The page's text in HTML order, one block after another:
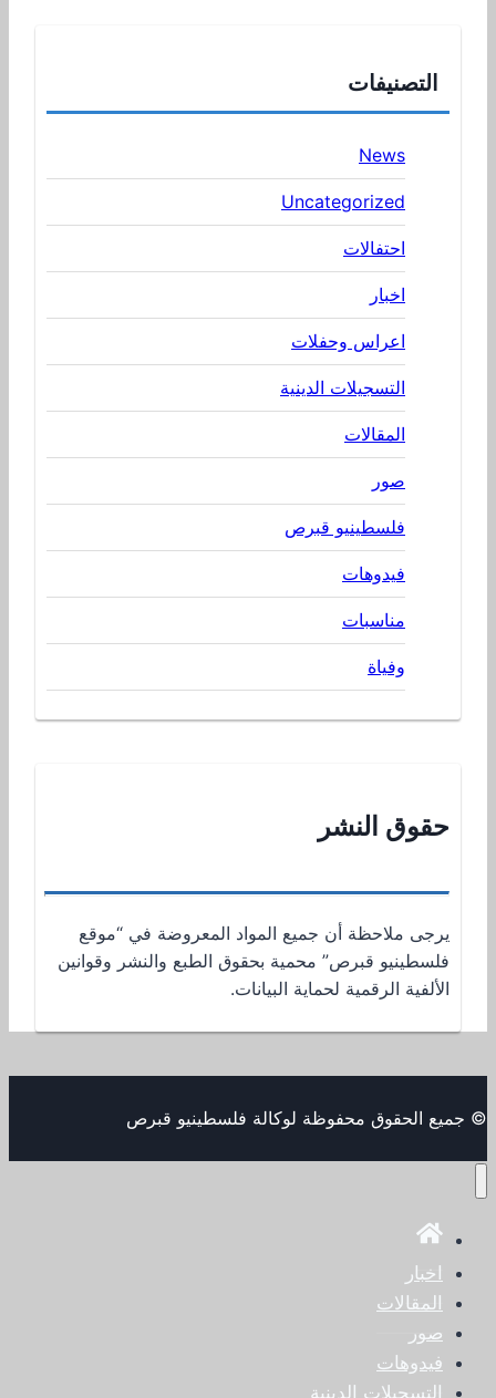
التصنيفات
News
Uncategorized
احتفالات
اخبار
اعراس وحفلات
التسجيلات الدينية
المقالات
صور
فلسطينيو قبرص
فيدوهات
مناسبات
وفياة
حقوق النشر
يرجى ملاحظة أن جميع المواد المعروضة في “موقع
فلسطينيو قبرص” محمية بحقوق الطبع والنشر وقوانين
الألفية الرقمية لحماية البيانات.
© جميع الحقوق محفوظة لوكالة فلسطينيو قبرص
اخبار
المقالات
صور
فيدوهات
التسجيلات الدينية